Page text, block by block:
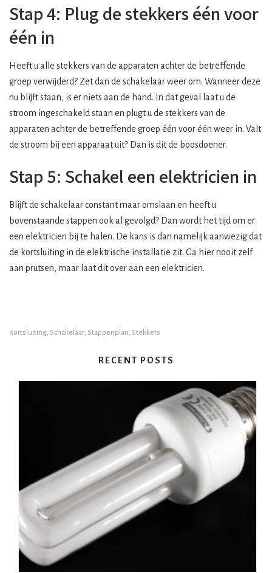
Stap 4: Plug de stekkers één voor
één in
Heeft u alle stekkers van de apparaten achter de betreffende
groep verwijderd? Zet dan de schakelaar weer om. Wanneer deze
nu blijft staan, is er niets aan de hand. In dat geval laat u de
stroom ingeschakeld staan en plugt u de stekkers van de
apparaten achter de betreffende groep één voor één weer in. Valt
de stroom bij een apparaat uit? Dan is dit de boosdoener.
Stap 5: Schakel een elektricien in
Blijft de schakelaar constant maar omslaan en heeft u
bovenstaande stappen ook al gevolgd? Dan wordt het tijd om er
een elektricien bij te halen. De kans is dan namelijk aanwezig dat
de kortsluiting in de elektrische installatie zit. Ga hier nooit zelf
aan prutsen, maar laat dit over aan een elektricien.
Kortsluiting Schakelaar Stappenplan Stekkers
RECENT POSTS